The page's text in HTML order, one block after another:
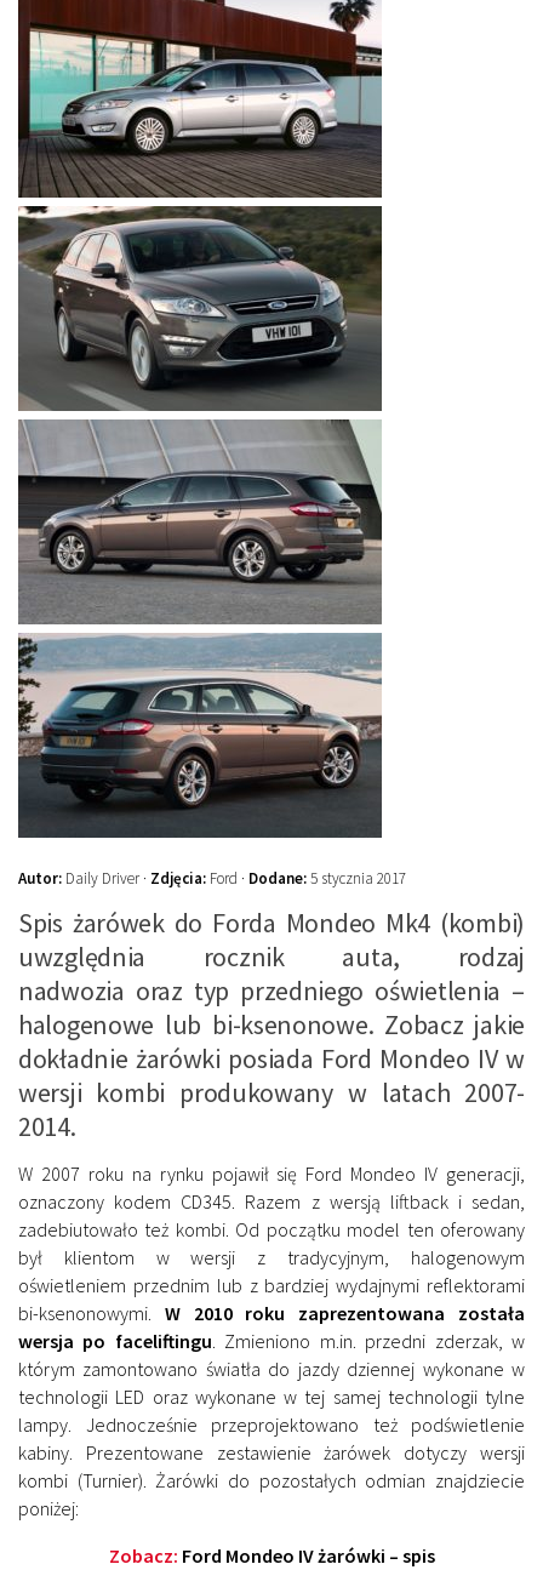
Autor: Daily Driver · Zdjęcia: Ford · Dodane:5 stycznia 2017
Spis żarówek do Forda Mondeo Mk4 (kombi)
uwzględnia rocznik auta, rodzaj
nadwozia oraz typ przedniego oświetlenia –
halogenowe lub bi-ksenonowe. Zobacz jakie
dokładnie żarówki posiada Ford Mondeo IV w
wersji kombi produkowany w latach 2007-
2014.
W 2007 roku na rynku pojawił się Ford Mondeo IV generacji,
oznaczony kodem CD345. Razem z wersją liftback i sedan,
zadebiutowało też kombi. Od początku model ten oferowany
był klientom w wersji z tradycyjnym, halogenowym
oświetleniem przednim lub z bardziej wydajnymi reflektorami
bi-ksenonowymi. W 2010 roku zaprezentowana została
wersja po faceliftingu . Zmieniono m.in. przedni zderzak, w
którym zamontowano światła do jazdy dziennej wykonane w
technologii LED oraz wykonane w tej samej technologii tylne
lampy. Jednocześnie przeprojektowano też podświetlenie
kabiny. Prezentowane zestawienie żarówek dotyczy wersji
kombi (Turnier). Żarówki do pozostałych odmian znajdziecie
poniżej:
Zobacz: Ford Mondeo IV żarówki – spis